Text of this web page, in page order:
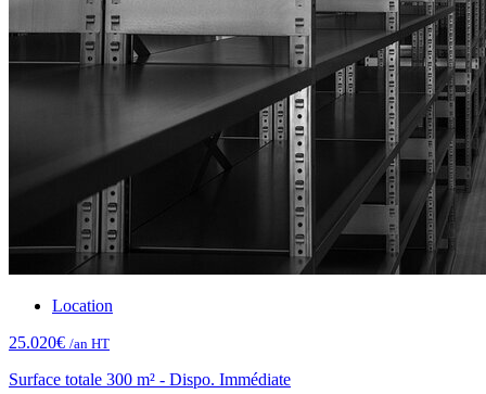
Location
25.020€ /an HT
Surface totale 300 m² - Dispo. Immédiate